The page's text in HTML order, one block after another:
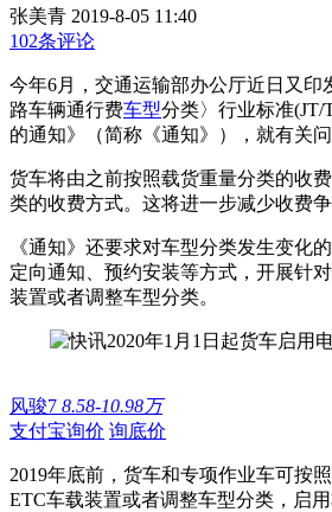
张美青 2019-8-05 11:40
102条评论
今年6月，交通运输部办公厅近日又印
路车辆通行费车型分类〉行业标准(JT/
的通知》（简称《通知》），就有关问
货车将由之前按照载货重量分类的收
类的收费方式。这将进一步减少收费
《通知》还要求对车型分类发生变化
定向通知、预约安装等方式，开展针
装置或者调整车型分类。
风骏7 8.58-10.98万
支付宝询价 询底价
2019年底前，货车和专项作业车可按
ETC车载装置或者调整车型分类，启